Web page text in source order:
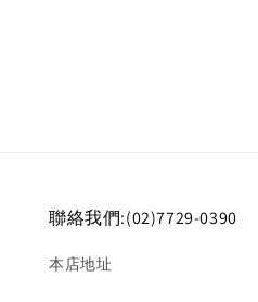
聯絡我們:(02)7729-0390
本店地址